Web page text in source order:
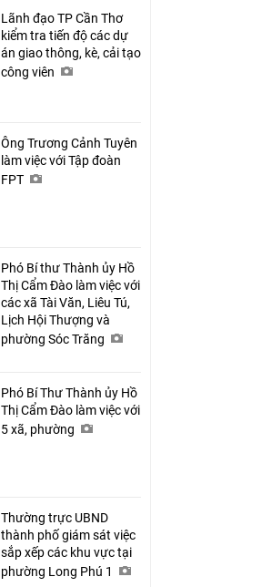
Lãnh đạo TP Cần Thơ
kiểm tra tiến độ các dự
án giao thông, kè, cải tạo
công viên
Ông Trương Cảnh Tuyên
làm việc với Tập đoàn
FPT
Phó Bí thư Thành ủy Hồ
Thị Cẩm Đào làm việc với
các xã Tài Văn, Liêu Tú,
Lịch Hội Thượng và
phường Sóc Trăng
Phó Bí Thư Thành ủy Hồ
Thị Cẩm Đào làm việc với
5 xã, phường
Thường trực UBND
thành phố giám sát việc
sắp xếp các khu vực tại
phường Long Phú 1